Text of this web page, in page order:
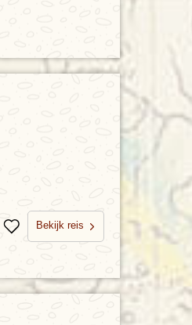
BewarenBekijk reis